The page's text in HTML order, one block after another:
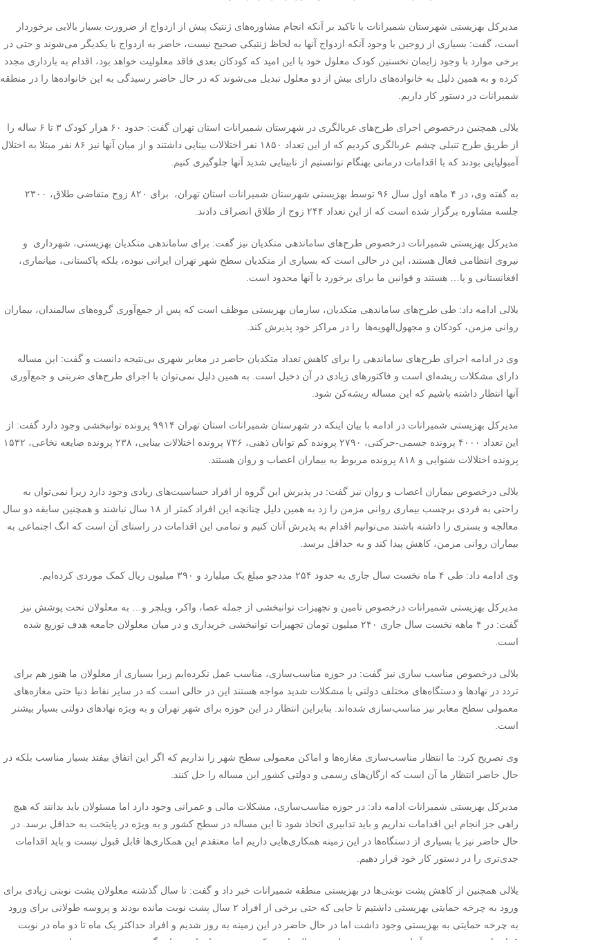
مدیرکل بهزیستی شهرستان شمیرانات با تاکید بر آنکه انجام مشاوره‌های ژنتیک پیش از ازدواج از ضرورت بسیار بالایی برخوردار
است، گفت: بسیاری از زوجین با وجود آنکه ازدواج آنها به لحاظ ژنتیکی صحیح نیست، حاضر به ازدواج با یکدیگر می‌شوند و حتی در
برخی موارد با وجود زایمان نخستین کودک معلول خود با این امید که کودکان بعدی فاقد معلولیت خواهد بود، اقدام به بارداری مجدد
کرده و به همین دلیل به خانواده‌های دارای بیش از دو معلول تبدیل می‌شوند که در حال حاضر رسیدگی به این خانواده‌ها را در منطقه
شمیرانات در دستور کار داریم.
یلالی همچنین درخصوص اجرای طرح‌های غربالگری در شهرستان شمیرانات استان تهران گفت: حدود ۶۰ هزار کودک ۳ تا ۶ ساله را
از طریق طرح تنبلی چشم غربالگری کردیم که از این تعداد ۱۸۵۰ نفر اختلالات بینایی داشتند و از میان آنها نیز ۸۶ نفر مبتلا به اختلال
آمبولیایی بودند که با اقدامات درمانی بهنگام توانستیم از نابینایی شدید آنها جلوگیری کنیم.
به گفته وی، در ۴ ماهه اول سال ۹۶ توسط بهزیستی شهرستان شمیرانات استان تهران، برای ۸۲۰ زوج متقاضی طلاق، ۲۳۰۰
جلسه مشاوره برگزار شده است که از این تعداد ۲۴۴ زوج از طلاق انصراف دادند.
مدیرکل بهزیستی شمیرانات درخصوص طرح‌های ساماندهی متکدیان نیز گفت: برای ساماندهی متکدیان بهزیستی، شهرداری و
نیروی انتظامی فعال هستند، این در حالی است که بسیاری از متکدیان سطح شهر تهران ایرانی نبوده، بلکه پاکستانی، میانماری،
افغانستانی و یا… هستند و قوانین ما برای برخورد با آنها محدود است.
یلالی ادامه داد: طی طرح‌های ساماندهی متکدیان، سازمان بهزیستی موظف است که پس از جمع‌آوری گروه‌های سالمندان، بیماران
روانی مزمن، کودکان و مجهول‌الهویه‌ها را در مراکز خود پذیرش کند.
وی در ادامه اجرای طرح‌های ساماندهی را برای کاهش تعداد متکدیان حاضر در معابر شهری بی‌نتیجه دانست و گفت: این مساله
دارای مشکلات ریشه‌ای است و فاکتورهای زیادی در آن دخیل است. به همین دلیل نمی‌توان با اجرای طرح‌های ضربتی و جمع‌آوری
آنها انتظار داشته باشیم که این مساله ریشه‌کن شود.
مدیرکل بهزیستی شمیرانات در ادامه با بیان اینکه در شهرستان شمیرانات استان تهران ۹۹۱۴ پرونده توانبخشی وجود دارد گفت: از
این تعداد ۴۰۰۰ پرونده جسمی-حرکتی، ۲۷۹۰ پرونده کم توانان ذهنی، ۷۳۶ پرونده اختلالات بینایی، ۲۳۸ پرونده ضایعه نخاعی، ۱۵۳۲
پرونده اختلالات شنوایی و ۸۱۸ پرونده مربوط به بیماران اعصاب و روان هستند.
یلالی درخصوص بیماران اعصاب و روان نیز گفت: در پذیرش این گروه از افراد حساسیت‌های زیادی وجود دارد زیرا نمی‌توان به
راحتی به فردی برچسب بیماری روانی مزمن را زد به همین دلیل چنانچه این افراد کمتر از ۱۸ سال نباشند و همچنین سابقه دو سال
معالجه و بستری را داشته باشند می‌توانیم اقدام به پذیرش آنان کنیم و تمامی این اقدامات در راستای آن است که انگ اجتماعی به
بیماران روانی مزمن، کاهش پیدا کند و به حداقل برسد.
وی ادامه داد: طی ۴ ماه نخست سال جاری به حدود ۲۵۴ مددجو مبلغ یک میلیارد و ۳۹۰ میلیون ریال کمک موردی کرده‌ایم.
مدیرکل بهزیستی شمیرانات درخصوص تامین و تجهیزات توانبخشی از جمله عصا، واکر، ویلچر و… به معلولان تحت پوشش نیز
گفت: در ۴ ماهه نخست سال جاری ۲۴۰ میلیون تومان تجهیزات توانبخشی خریداری و در میان معلولان جامعه هدف توزیع شده
است.
یلالی درخصوص مناسب سازی نیز گفت: در حوزه مناسب‌سازی، مناسب عمل نکرده‌ایم زیرا بسیاری از معلولان ما هنوز هم برای
تردد در نهادها و دستگاه‌های مختلف دولتی با مشکلات شدید مواجه هستند این در حالی است که در سایر نقاط دنیا حتی مغازه‌های
معمولی سطح معابر نیز مناسب‌سازی شده‌اند. بنابراین انتظار در این حوزه برای شهر تهران و به ویژه نهادهای دولتی بسیار بیشتر
است.
وی تصریح کرد: ما انتظار مناسب‌سازی مغازه‌ها و اماکن معمولی سطح شهر را نداریم که اگر این اتفاق بیفتد بسیار مناسب بلکه در
حال حاضر انتظار ما آن است که ارگان‌های رسمی و دولتی کشور این مساله را حل کنند.
مدیرکل بهزیستی شمیرانات ادامه داد: در حوزه مناسب‌سازی، مشکلات مالی و عمرانی وجود دارد اما مسئولان باید بدانند که هیچ
راهی جز انجام این اقدامات نداریم و باید تدابیری اتخاذ شود تا این مساله در سطح کشور و به ویژه در پایتخت به حداقل برسد. در
حال حاضر نیز با بسیاری از دستگاه‌ها در این زمینه همکاری‌هایی داریم اما معتقدم این همکاری‌ها قابل قبول نیست و باید اقدامات
جدی‌تری را در دستور کار خود قرار دهیم.
یلالی همچنین از کاهش پشت نوبتی‌ها در بهزیستی منطقه شمیرانات خبر داد و گفت: تا سال گذشته معلولان پشت نوبتی زیادی برای
ورود به چرخه حمایتی بهزیستی داشتیم تا جایی که حتی برخی از افراد ۲ سال پشت نوبت مانده بودند و پروسه طولانی برای ورود
به چرخه حمایتی به بهزیستی وجود داشت اما در حال حاضر در این زمینه به روز شدیم و افراد حداکثر یک ماه تا دو ماه در نوبت